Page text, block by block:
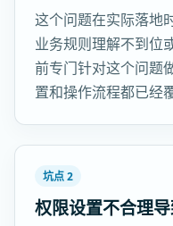
这个问题在实际落地
业务规则理解不到位
前专门针对这个问题
置和操作流程都已经
坑点 2
权限设置不合理